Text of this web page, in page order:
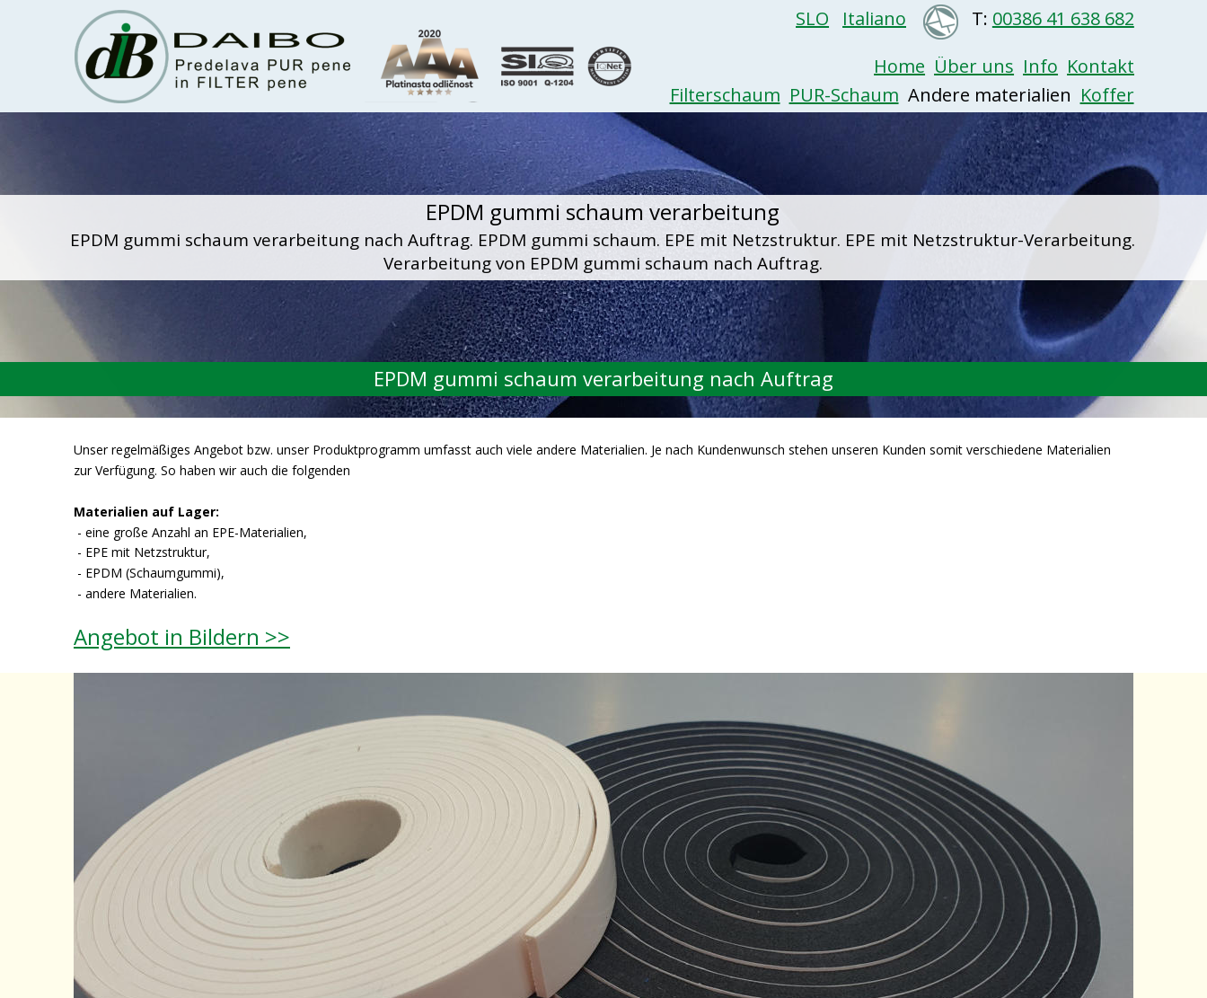
EPDM gummi schaum verarbeitung nach Auftrag. EPDM gummi schaum. EPE mit Netzstruktur. EPE mit Netzstruktur-Verarbeitung.
Verarbeitung von EPDM gummi schaum nach Auftrag.
EPDM gummi schaum verarbeitung
EPDM gummi schaum verarbeitung nach Auftrag
Unser regelmäßiges Angebot bzw. unser Produktprogramm umfasst auch viele andere Materialien. Je nach Kundenwunsch stehen unseren Kunden somit verschiedene Materialien
zur Verfügung. So haben wir auch die folgenden
Materialien auf Lager:
- eine große Anzahl an EPE-Materialien,
- EPE mit Netzstruktur,
- EPDM (Schaumgummi),
- andere Materialien.
Angebot in Bildern >>
Home Über uns Info Kontakt
Filterschaum PUR-Schaum
  Andere materialien
Koffer
T: 00386 41 638 682
SLO Italiano